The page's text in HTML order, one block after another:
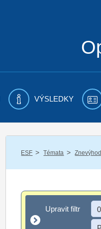
VÝSLEDKY
ESF / Témata /
Upravit filtr
Upravit filtr